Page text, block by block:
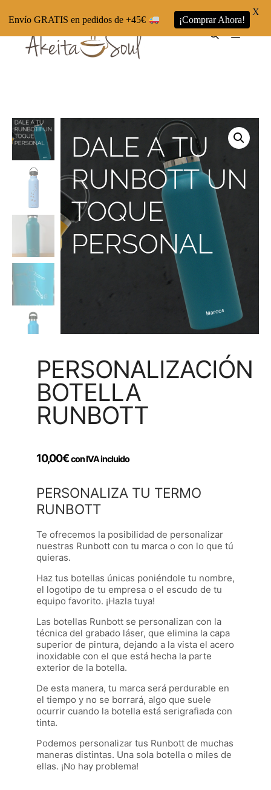
PERSONALIZACIÓN
BOTELLA
RUNBOTT
10,00€con IVA incluido
PERSONALIZA TU TERMO
RUNBOTT
Te ofrecemos la posibilidad de personalizar
nuestras Runbott con tu marca o con lo que tú
quieras.
Haz tus botellas únicas poniéndole tu nombre,
el logotipo de tu empresa o el escudo de tu
equipo favorito. ¡Hazla tuya!
Las botellas Runbott se personalizan con la
técnica del grabado láser, que elimina la capa
superior de pintura, dejando a la vista el acero
inoxidable con el que está hecha la parte
exterior de la botella.
De esta manera, tu marca será perdurable en
el tiempo y no se borrará, algo que suele
ocurrir cuando la botella está serigrafiada con
tinta.
Podemos personalizar tus Runbott de muchas
maneras distintas. Una sola botella o miles de
ellas. ¡No hay problema!
Envío GRATIS en pedidos de +45€ ¡Comprar Ahora!
X